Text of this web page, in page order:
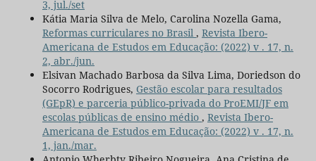
3, jul./set
Kátia Maria Silva de Melo, Carolina Nozella Gama,
Reformas curriculares no Brasil , Revista Ibero-
Americana de Estudos em Educação: (2022) v . 17, n.
2, abr./jun.
Elsivan Machado Barbosa da Silva Lima, Doriedson do
Socorro Rodrigues, Gestão escolar para resultados
(GEpR) e parceria público-privada do ProEMI/JF em
escolas públicas de ensino médio , Revista Ibero-
Americana de Estudos em Educação: (2022) v . 17, n.
1, jan./mar.